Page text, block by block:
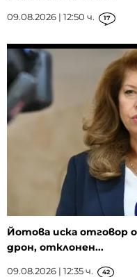
09.08.2026 | 12:50 ч. 17
Йотова иска отговор
дрон, отклонен...
09.08.2026 | 12:35 ч. 42